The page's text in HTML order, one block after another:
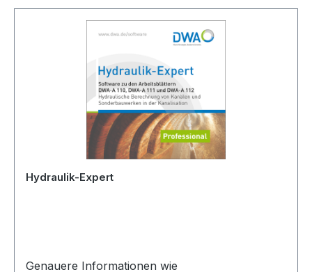
Hydraulik-Expert
Genauere Informationen wie